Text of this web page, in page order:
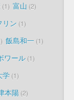
1 富山 2
リン 1
飯島和一 1
ワール 1
学 1
本陽 2